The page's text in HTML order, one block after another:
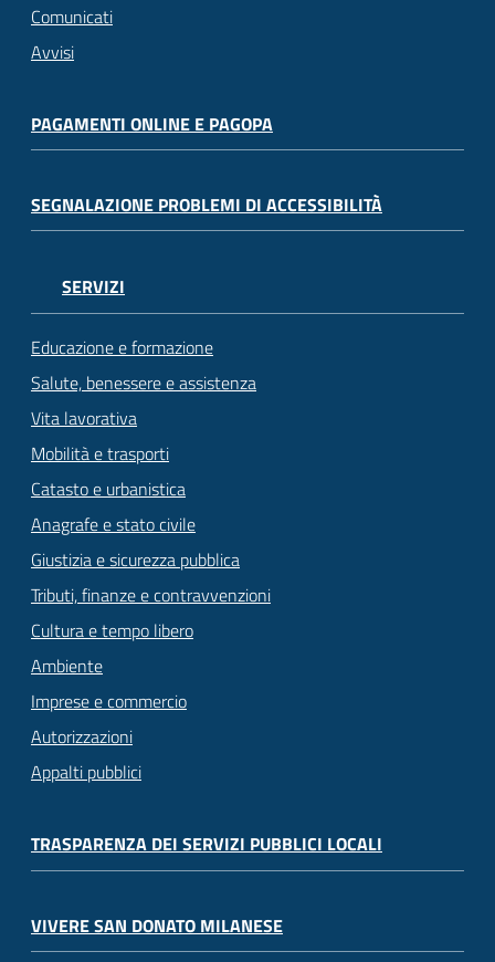
Comunicati
Avvisi
PAGAMENTI ONLINE E PAGOPA
SEGNALAZIONE PROBLEMI DI ACCESSIBILITÀ
SERVIZI
Educazione e formazione
Salute, benessere e assistenza
Vita lavorativa
Mobilità e trasporti
Catasto e urbanistica
Anagrafe e stato civile
Giustizia e sicurezza pubblica
Tributi, finanze e contravvenzioni
Cultura e tempo libero
Ambiente
Imprese e commercio
Autorizzazioni
Appalti pubblici
TRASPARENZA DEI SERVIZI PUBBLICI LOCALI
VIVERE SAN DONATO MILANESE